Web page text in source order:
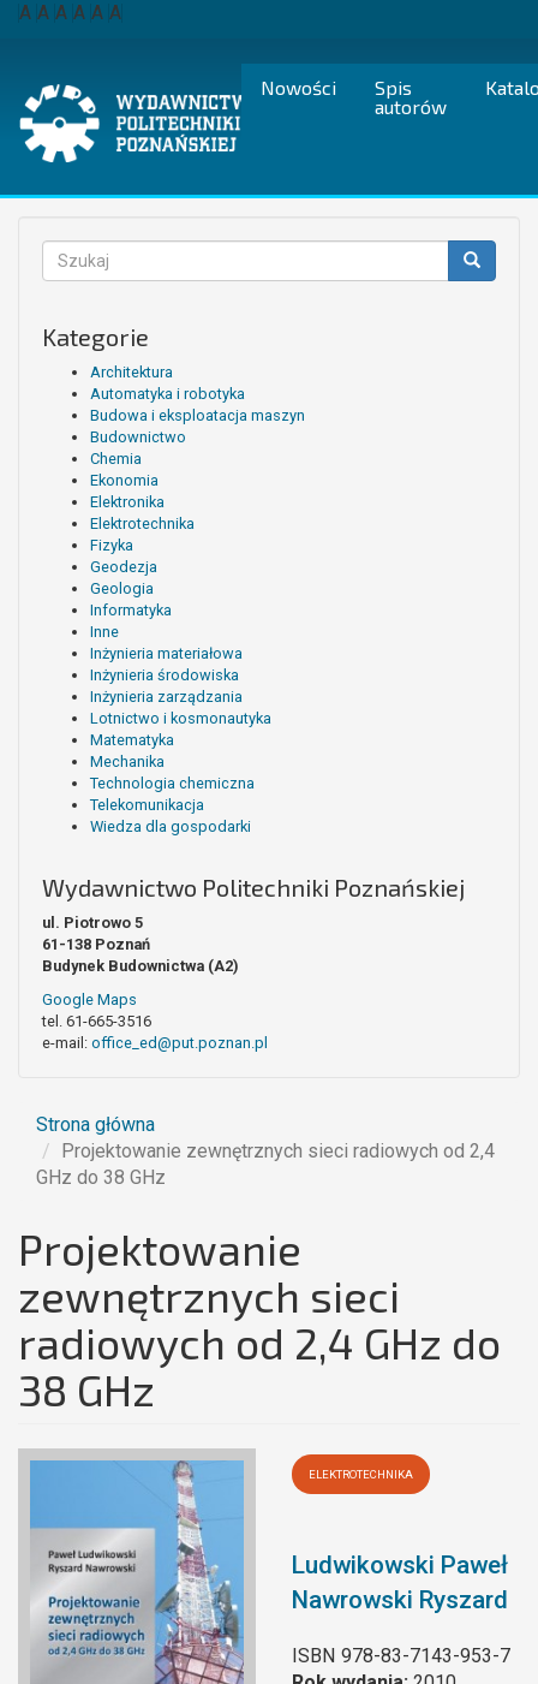
Przejdź
A A A A A A
Nowości
Spis
autorów
Formularz
wyszukiwania
Kategorie
Architektura
Automatyka i robotyka
Budowa i eksploatacja maszyn
Budownictwo
Chemia
Ekonomia
Elektronika
Elektrotechnika
Fizyka
Geodezja
Geologia
Informatyka
Inne
Inżynieria materiałowa
Inżynieria środowiska
Inżynieria zarządzania
Lotnictwo i kosmonautyka
Matematyka
Mechanika
Technologia chemiczna
Telekomunikacja
Wiedza dla gospodarki
Wydawnictwo Politechniki Poznańskiej
ul. Piotrowo 5
61-138 Poznań
Budynek Budownictwa (A2)
Google Maps
tel. 61-665-3516
e-mail: office_ed@put.poznan.pl
Strona główna
Projektowanie zewnętrznych sieci radiowych od 2,4
GHz do 38 GHz
Projektowanie
zewnętrznych sieci
radiowych od 2,4 GHz do
38 GHz
ELEKTROTECHNIKA
Ludwikowski Paweł
Nawrowski Ryszard
ISBN 978-83-7143-953-7